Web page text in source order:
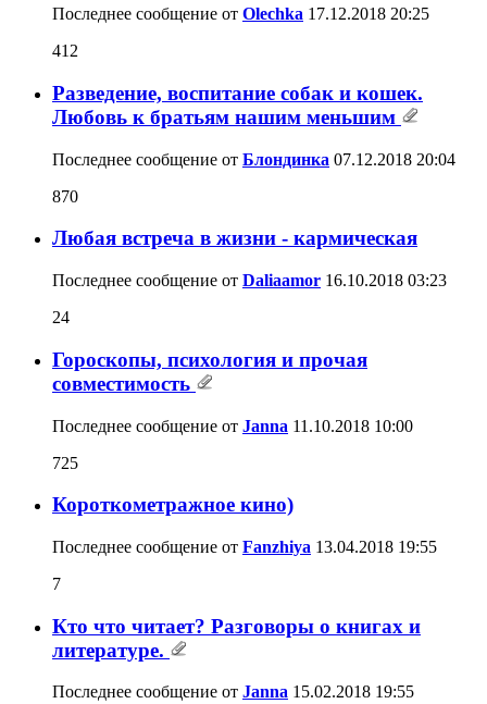
Последнее сообщение от Olechka 17.12.2018 20:25
412
Разведение, воспитание собак и кошек.
Любовь к братьям нашим меньшим
Последнее сообщение от Блондинка 07.12.2018 20:04
870
Любая встреча в жизни - кармическая
Последнее сообщение от Daliaamor 16.10.2018 03:23
24
Гороскопы, психология и прочая
совместимость
Последнее сообщение от Janna 11.10.2018 10:00
725
Короткометражное кино)
Последнее сообщение от Fanzhiya 13.04.2018 19:55
7
Кто что читает? Разговоры о книгах и
литературе.
Последнее сообщение от Janna 15.02.2018 19:55